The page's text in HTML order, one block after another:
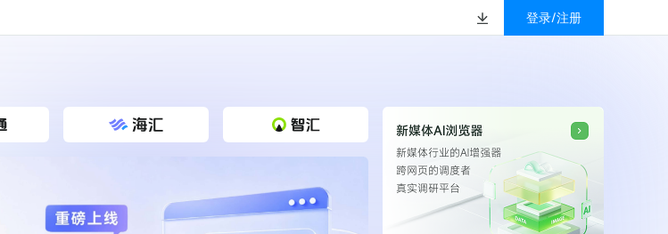
国家级高新技术企业
上海市专精特新企业
上海数字广告领军企业
上海文化企业十佳
北京微信影响力排行榜
青岛财经微信影响力排行榜
贵州微信影响力排行榜
中国黄金珠宝品牌抖音号影
响力排行榜
中国母婴亲子微信影响力排
行榜
权威的新媒体影响力排行榜
榜单定制
找号做投放，品效加种草
前往体验
e.newrank.cn
洞察品牌在AI回答中的提及，
并行动
登录/注册